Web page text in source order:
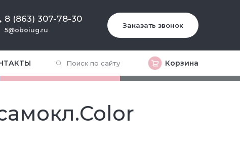
8 (863) 307-78-30
5@oboiug.ru
Заказать звонок
Корзина